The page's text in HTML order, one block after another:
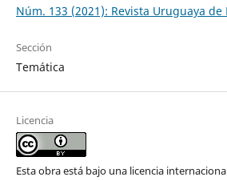
Núm. 133 (2021): Revista Uruguaya de
Sección
Temática
Licencia
Esta obra está bajo una licencia